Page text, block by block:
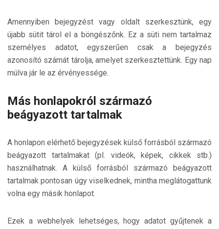
Amennyiben bejegyzést vagy oldalt szerkesztünk, egy
újabb sütit tárol el a böngészőnk. Ez a süti nem tartalmaz
személyes adatot, egyszerűen csak a bejegyzés
azonosító számát tárolja, amelyet szerkesztettünk. Egy nap
múlva jár le az érvényessége.
Más honlapokról származó
beágyazott tartalmak
A honlapon elérhető bejegyzések külső forrásból származó
beágyazott tartalmakat (pl. videók, képek, cikkek stb.)
használhatnak. A külső forrásból származó beágyazott
tartalmak pontosan úgy viselkednek, mintha meglátogattunk
volna egy másik honlapot.
Ezek a webhelyek lehetséges, hogy adatot gyűjtenek a